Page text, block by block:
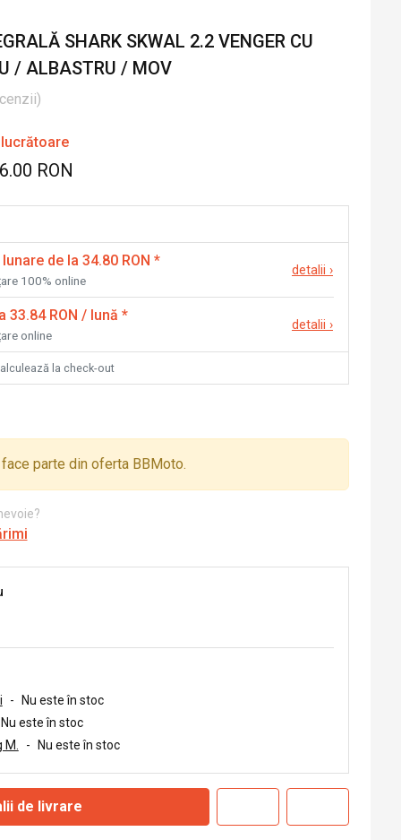
SHARK SKWAL 2.2 VENGER CU
/ ALBASTRU / MOV
)
RON
de la 34.80 RON *
100% online
detalii ›
33.84 RON / lună *
online
detalii ›
la check-out
parte din oferta BBMoto.
- Nu este în stoc
Nu este în stoc
- Nu este în stoc
de livrare